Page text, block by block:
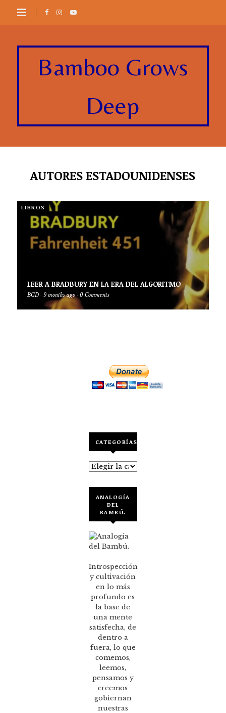
Bamboo Grows
Deep
AUTORES ESTADOUNIDENSES
LIBROS
LEER A BRADBURY EN LA ERA DEL ALGORITMO
BGD · 9 months ago · 0 Comments
CATEGORÍAS
Categorías
ANALOGÍA
DEL
BAMBÚ.
Introspección
y cultivación
en lo más
profundo es
la base de
una mente
satisfecha, de
dentro a
fuera, lo que
comemos,
leemos,
pensamos y
creemos
gobiernan
nuestras